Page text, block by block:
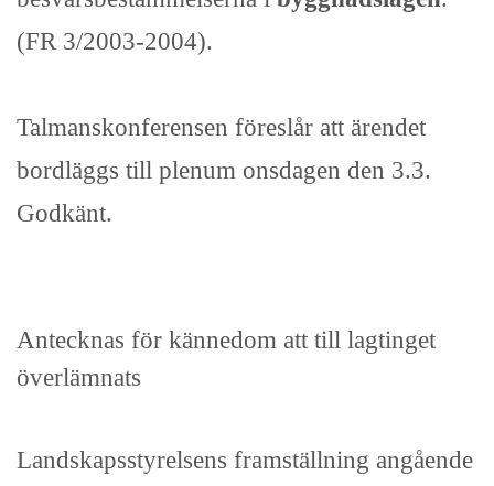
(FR 3/2003-2004).
Talmanskonferensen föreslår att ärendet
bordläggs till plenum onsdagen den 3.3.
Godkänt.
Antecknas för kännedom att till lagtinget
överlämnats
Landskapsstyrelsens framställning angående